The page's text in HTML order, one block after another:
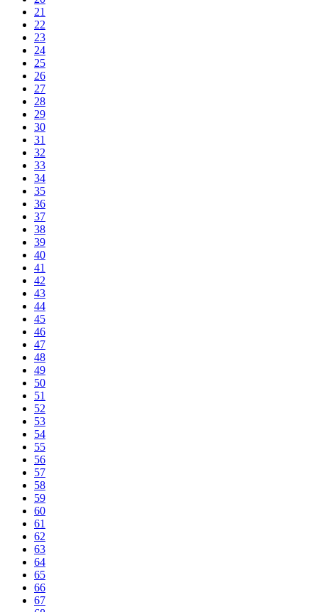
21
22
23
24
25
26
27
28
29
30
31
32
33
34
35
36
37
38
39
40
41
42
43
44
45
46
47
48
49
50
51
52
53
54
55
56
57
58
59
60
61
62
63
64
65
66
67